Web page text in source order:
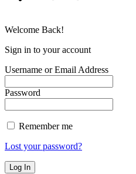
Welcome Back!
Sign in to your account
Username or Email Address
Password
Remember me
Lost your password?